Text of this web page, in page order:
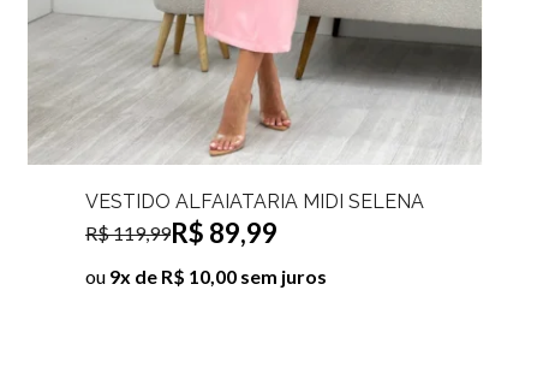
CONJUNTO CROPPED E SAIA MIDI DRAPEADA
LATERAL CANELADO FLOR
R$ 69,99